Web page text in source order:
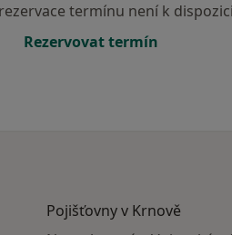
termínu není k dispozici
Rezervovat termín
Pojišťovny v Krnově